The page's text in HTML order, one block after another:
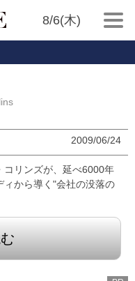
8/6(木)
2009/06/24
コリンズが、延べ6000年
ィから導く"会社の没落の